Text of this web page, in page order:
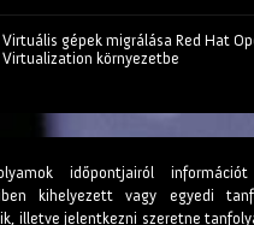
Virtuális gépek migrálása Red Hat
Virtualization környezetbe
időpontjairól
kihelyezett vagy egyedi
illetve jelentkezni szeretne